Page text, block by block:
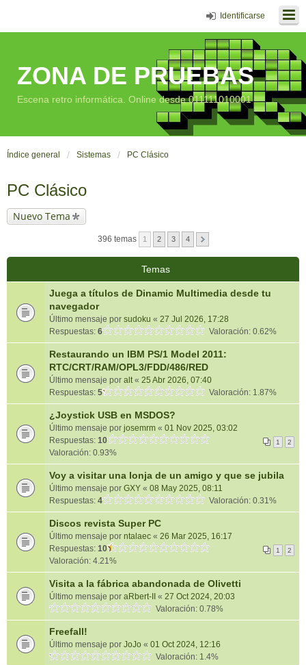
Identificarse
ZONA DE PRUEBAS
Escena retro informática. Online desde 011111010001
Índice general Sistemas PC Clásico
PC Clásico
Nuevo Tema
396 temas 1 2 3 4
Temas
Juega a títulos de Dinamic Multimedia desde tu
navegador
Último mensaje por sudoku « 27 Jul 2026, 17:28
Respuestas: 6 Valoración: 0.62%
Restaurando un IBM PS/1 Model 2011:
RTC/CRT/RAM/OPL3/FDD/486/RED
Último mensaje por alt« 25 Abr 2026, 07:40
Respuestas: 5 Valoración: 1.87%
¿Joystick USB en MSDOS?
Último mensaje por josemrm « 01 Nov 2025, 03:02
Respuestas: 10 1 2
Valoración: 0.93%
Voy a visitar una lonja de un amigo y que se jubila
Último mensaje por GXY « 08 May 2025, 08:11
Respuestas: 4 Valoración: 0.31%
Discos revista Super PC
Último mensaje por ntalaec « 26 Mar 2025, 16:17
Respuestas: 10 1 2
Valoración: 4.21%
Visita a la fábrica abandonada de Olivetti
Último mensaje por aRbert-II « 27 Oct 2024, 20:03
Valoración: 0.78%
Freefall!
Último mensaje por JoJo « 01 Oct 2024, 12:16
Valoración: 1.4%